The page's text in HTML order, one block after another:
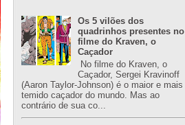
Os 5 vilões dos
quadrinhos presentes no
filme do Kraven, o
Caçador
No filme do Kraven, o
Caçador, Sergei Kravinoff
(Aaron Taylor-Johnson) é o maior e mais
temido caçador do mundo. Mas ao
contrário de sua co...